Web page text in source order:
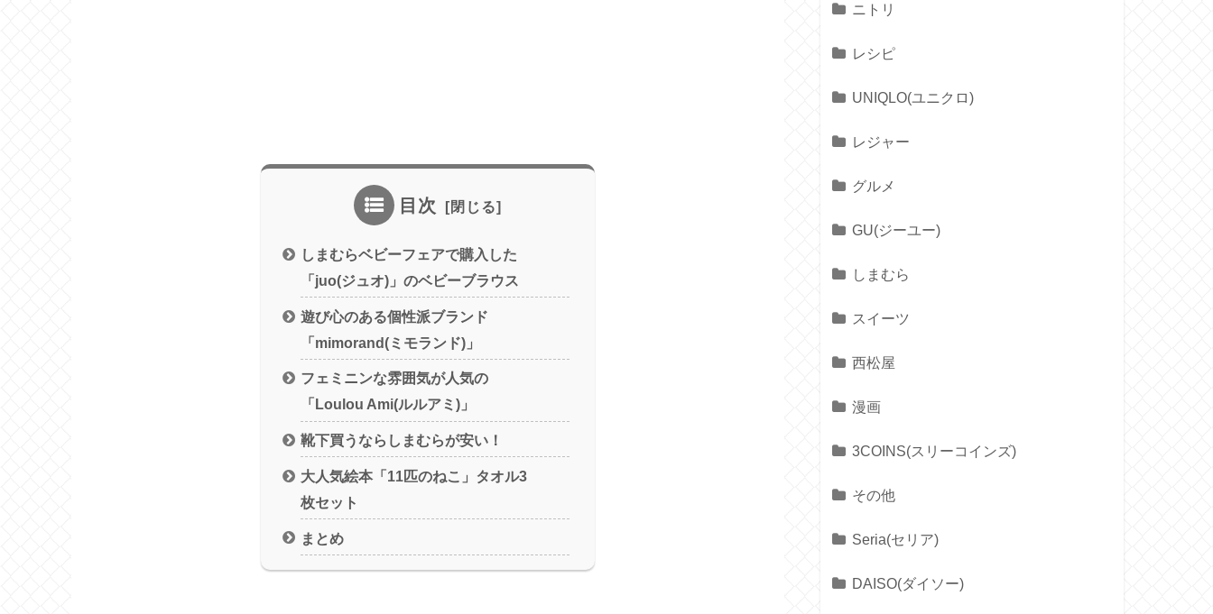
目次
しまむらベビーフェアで購入した
「juo(ジュオ)」のベビーブラウス
遊び心のある個性派ブランド
「mimorand(ミモランド)」
フェミニンな雰囲気が人気の
「Loulou Ami(ルルアミ)」
靴下買うならしまむらが安い！
大人気絵本「11匹のねこ」タオル3
枚セット
まとめ
ニトリ
レシピ
UNIQLO(ユニクロ)
レジャー
グルメ
GU(ジーユー)
しまむら
スイーツ
西松屋
漫画
3COINS(スリーコインズ)
その他
Seria(セリア)
DAISO(ダイソー)